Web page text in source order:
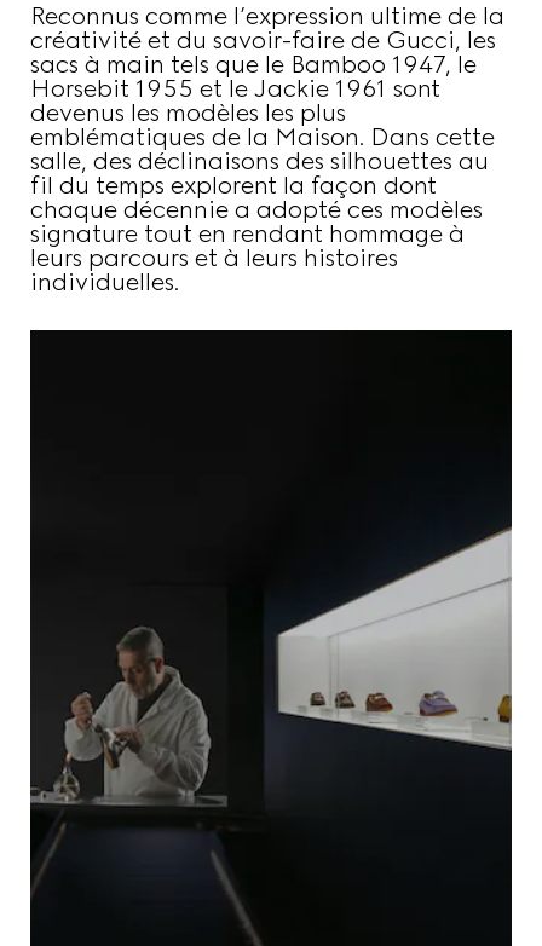
Reconnus comme l’expression ultime de la
créativité et du savoir-faire de Gucci, les
sacs à main tels que le Bamboo 1947, le
Horsebit 1955 et le Jackie 1961 sont
devenus les modèles les plus
emblématiques de la Maison. Dans cette
salle, des déclinaisons des silhouettes au
fil du temps explorent la façon dont
chaque décennie a adopté ces modèles
signature tout en rendant hommage à
leurs parcours et à leurs histoires
individuelles.